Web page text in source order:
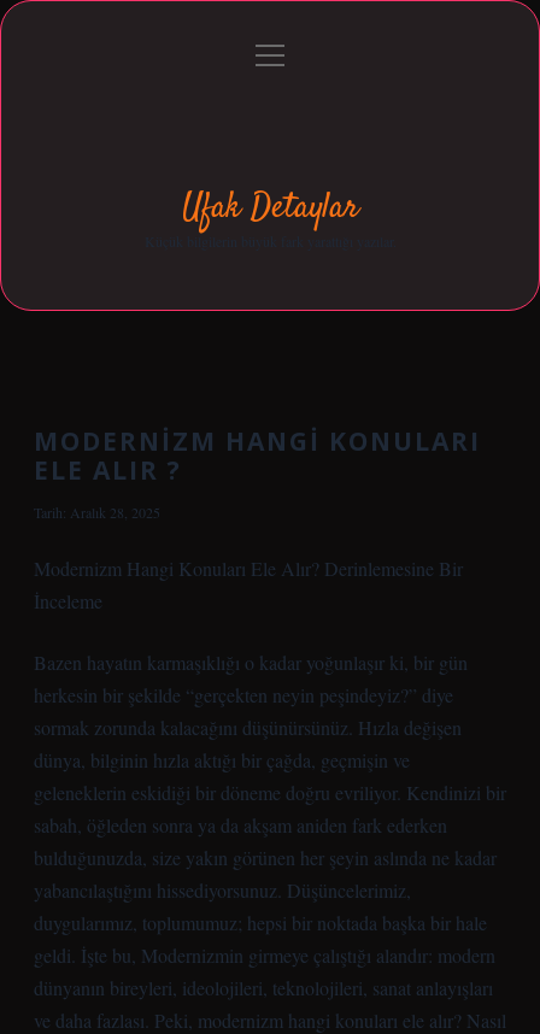
Gizlilik Politikası
menüyü
Ufak Detaylar
MODERNIZM HANGI KONULARI
ELE ALIR ?
Tarih: Aralık 28, 2025
Modernizm Hangi Konuları Ele Alır? Derinlemesine Bir
İnceleme
Bazen hayatın karmaşıklığı o kadar yoğunlaşır ki, bir gün
herkesin bir şekilde “gerçekten neyin peşindeyiz?” diye
sormak zorunda kalacağını düşünürsünüz. Hızla değişen
dünya, bilginin hızla aktığı bir çağda, geçmişin ve
geleneklerin eskidiği bir döneme doğru evriliyor. Kendinizi bir
sabah, öğleden sonra ya da akşam aniden fark ederken
bulduğunuzda, size yakın görünen her şeyin aslında ne kadar
yabancılaştığını hissediyorsunuz. Düşüncelerimiz,
duygularımız, toplumumuz; hepsi bir noktada başka bir hale
geldi. İşte bu, Modernizmin girmeye çalıştığı alandır: modern
dünyanın bireyleri, ideolojileri, teknolojileri, sanat anlayışları
ve daha fazlası. Peki, modernizm hangi konuları ele alır? Nasıl